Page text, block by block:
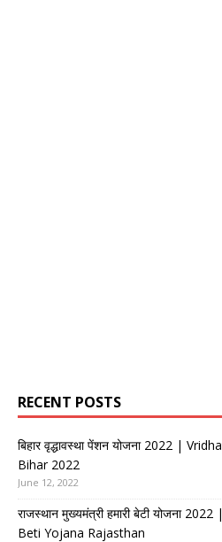
RECENT POSTS
बिहार वृद्धावस्था पेंशन योजना 2022 |
Bihar 2022
June 12, 2022
राजस्थान मुख्यमंत्री हमारी बेटी योजना
Beti Yojana Rajasthan